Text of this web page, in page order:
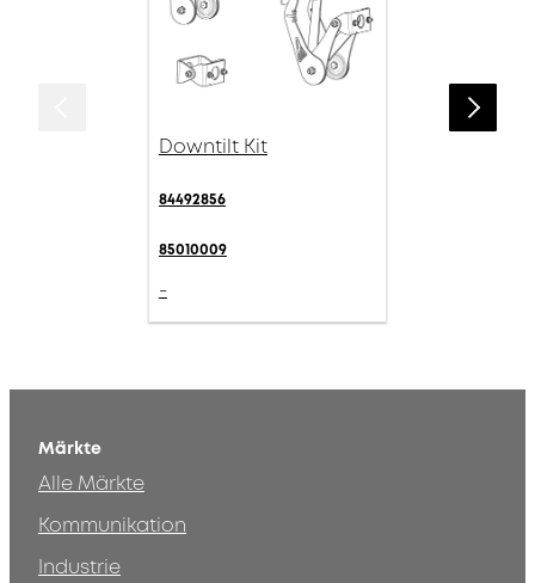
Downtilt Kit
84492856
85010009
-
Märkte
Alle Märkte
Kommunikation
Industrie